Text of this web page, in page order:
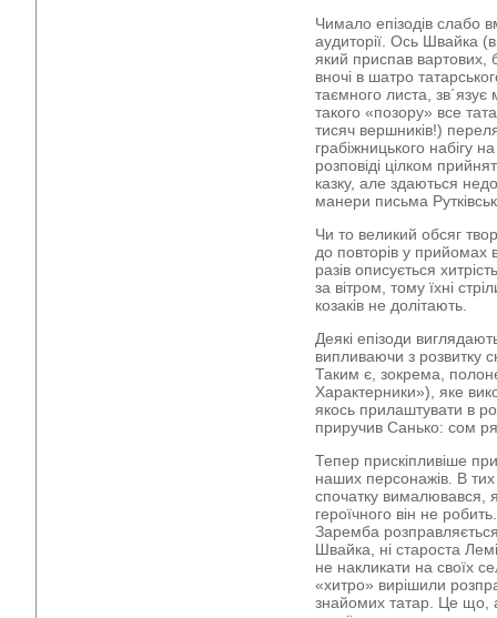
Чимало епізодів слабо
аудиторії. Ось Швайка
який приспав вартових,
вночі в шатро
таємного листа, зв´язує
такого «позору» все
тисяч вершників!)
грабіжницького набігу
розповіді цілком
казку, але здаються
манери письма
Чи то великий обсяг
до повторів у прийомах
разів описується
за вітром, тому їхні
козаків не долітають.
Деякі епізоди
випливаючи з розвитку
Таким є, зокрема,
Характерники»), яке
якось прилаштувати в
приручив Санько: сом
Тепер прискіпливіше
наших персонажів. В
спочатку вималювався,
героїчного він не
Заремба
Швайка, ні староста
не накликати на своїх
«хитро» вирішили
знайомих татар. Це що,